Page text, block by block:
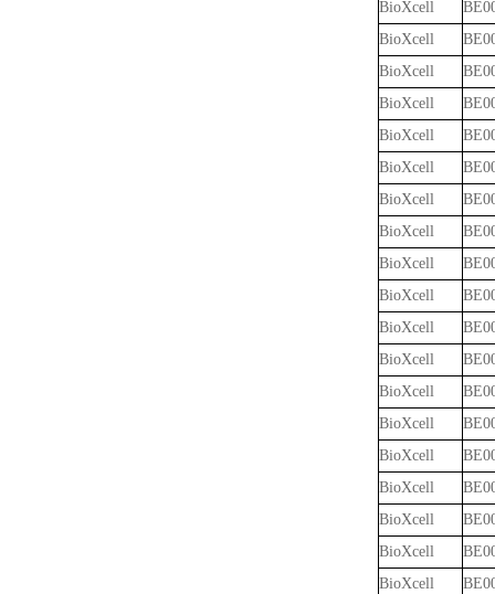
BioXcell
BioXcell
BioXcell
BioXcell
BioXcell
BioXcell
BioXcell
BioXcell
BioXcell
BioXcell
BioXcell
BioXcell
BioXcell
BioXcell
BioXcell
BioXcell
BioXcell
BioXcell
BioXcell